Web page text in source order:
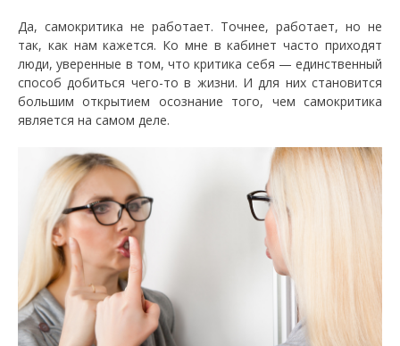
Да, самокритика не работает. Точнее, работает, но не
так, как нам кажется. Ко мне в кабинет часто приходят
люди, уверенные в том, что критика себя — единственный
способ добиться чего-то в жизни. И для них становится
большим открытием осознание того, чем самокритика
является на самом деле.